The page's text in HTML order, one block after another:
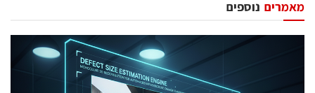
נוספים מאמרים